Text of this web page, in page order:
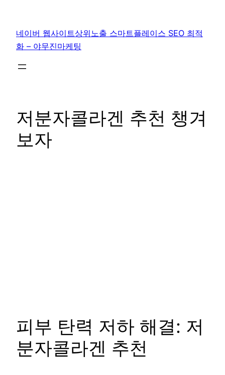
네이버 웹사이트상위노출 스마트플레이스 SEO 최적
화 – 야무진마케팅
저분자콜라겐 추천 챙겨
보자
피부 탄력 저하 해결: 저
분자콜라겐 추천